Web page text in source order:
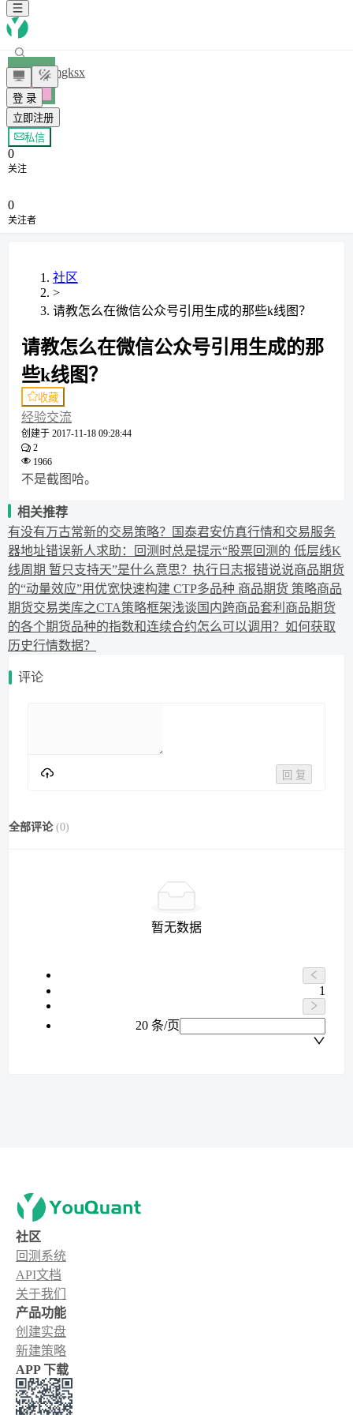
登 录
立即注册
mgksx
+ 关注
私信
0
关注
0
关注者
社区
>
请教怎么在微信公众号引用生成的那些k线图？
请教怎么在微信公众号引用生成的那
些k线图？
收藏
经验交流
创建于 2017-11-18 09:28:44
2
1966
不是截图哈。
相关推荐
有没有万古常新的交易策略？
国泰君安仿真行情和交易服务
器地址错误新人求助：回测时总是提示“股票回测的 低层线K
线周期 暂只支持天”是什么意思？ 执行日志报错说说商品期货
的“动量效应”用优宽快速构建 CTP多品种 商品期货 策略商品
期货交易类库之CTA策略框架浅谈国内跨商品套利 商品期货
的各个期货品种的指数和连续合约怎么可以调用？ 如何获取
历史行情数据？
评论
回 复
全部评论 (0)
暂无数据
1
20 条/页
社区
回测系统
API文档
关于我们
产品功能
创建实盘
新建策略
APP 下载